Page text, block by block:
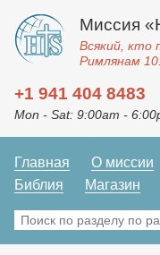
Миссия
Всякий, кто
Римлянам
+1 941 404 8483
Mon - Sat: 9:00am -
Главная О миссии
Библия
Магазин